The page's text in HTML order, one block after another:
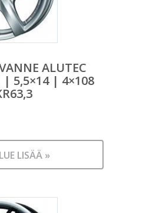
ALUTEC
| 5,5×14 | 4×108
LUE LISÄÄ »